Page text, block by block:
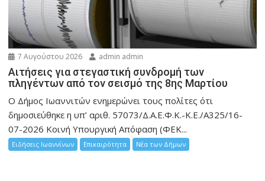
7 Αυγούστου 2026 admin admin
Αιτήσεις για στεγαστική συνδρομή των
πληγέντων από τον σεισμό της 8ης Μαρτίου
Ο Δήμος Ιωαννιτών ενημερώνει τους πολίτες ότι
δημοσιεύθηκε η υπ’ αριθ. 57073/Δ.Α.Ε.Φ.Κ.-Κ.Ε./Α325/16-
07-2026 Κοινή Υπουργική Απόφαση (ΦΕΚ...
Ειδήσεις Ιωαννίνων Επικαιρότητα Νέα των Δήμων